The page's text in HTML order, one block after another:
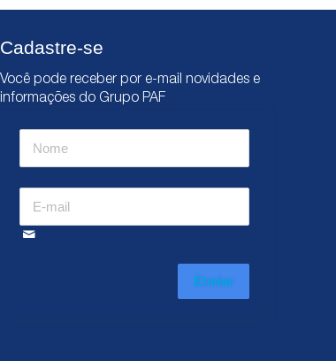
Cadastre-se
Você pode receber por e-mail novidades e
informações do Grupo PAF
Enviar